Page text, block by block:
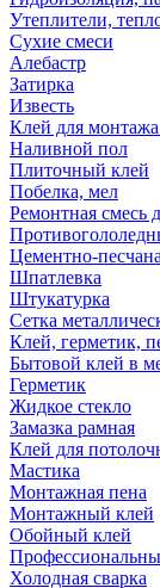
Утеплители,
Сухие смеси
Алебастр
Затирка
Известь
Клей для
Наливной пол
Плиточный клей
Побелка, мел
Ремонтная смесь
Цементно-
Шпатлевка
Штукатурка
Сетка
Клей, герметик,
Бытовой клей в
Герметик
Жидкое стекло
Замазка рамная
Клей для
Мастика
Монтажная пена
Монтажный клей
Обойный клей
Холодная сварка